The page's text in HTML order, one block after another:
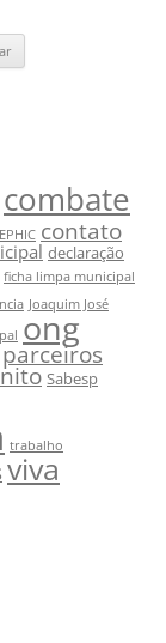
combate
contato
declaração
ficha limpa municipal
Joaquim José
ong
parceiros
Sabesp
trabalho
viva